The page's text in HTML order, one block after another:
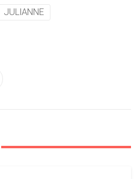
JULIANNE